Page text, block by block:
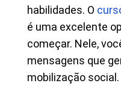
habilidades. O
é uma excelente
começar. Nele,
mensagens que
mobilização social.